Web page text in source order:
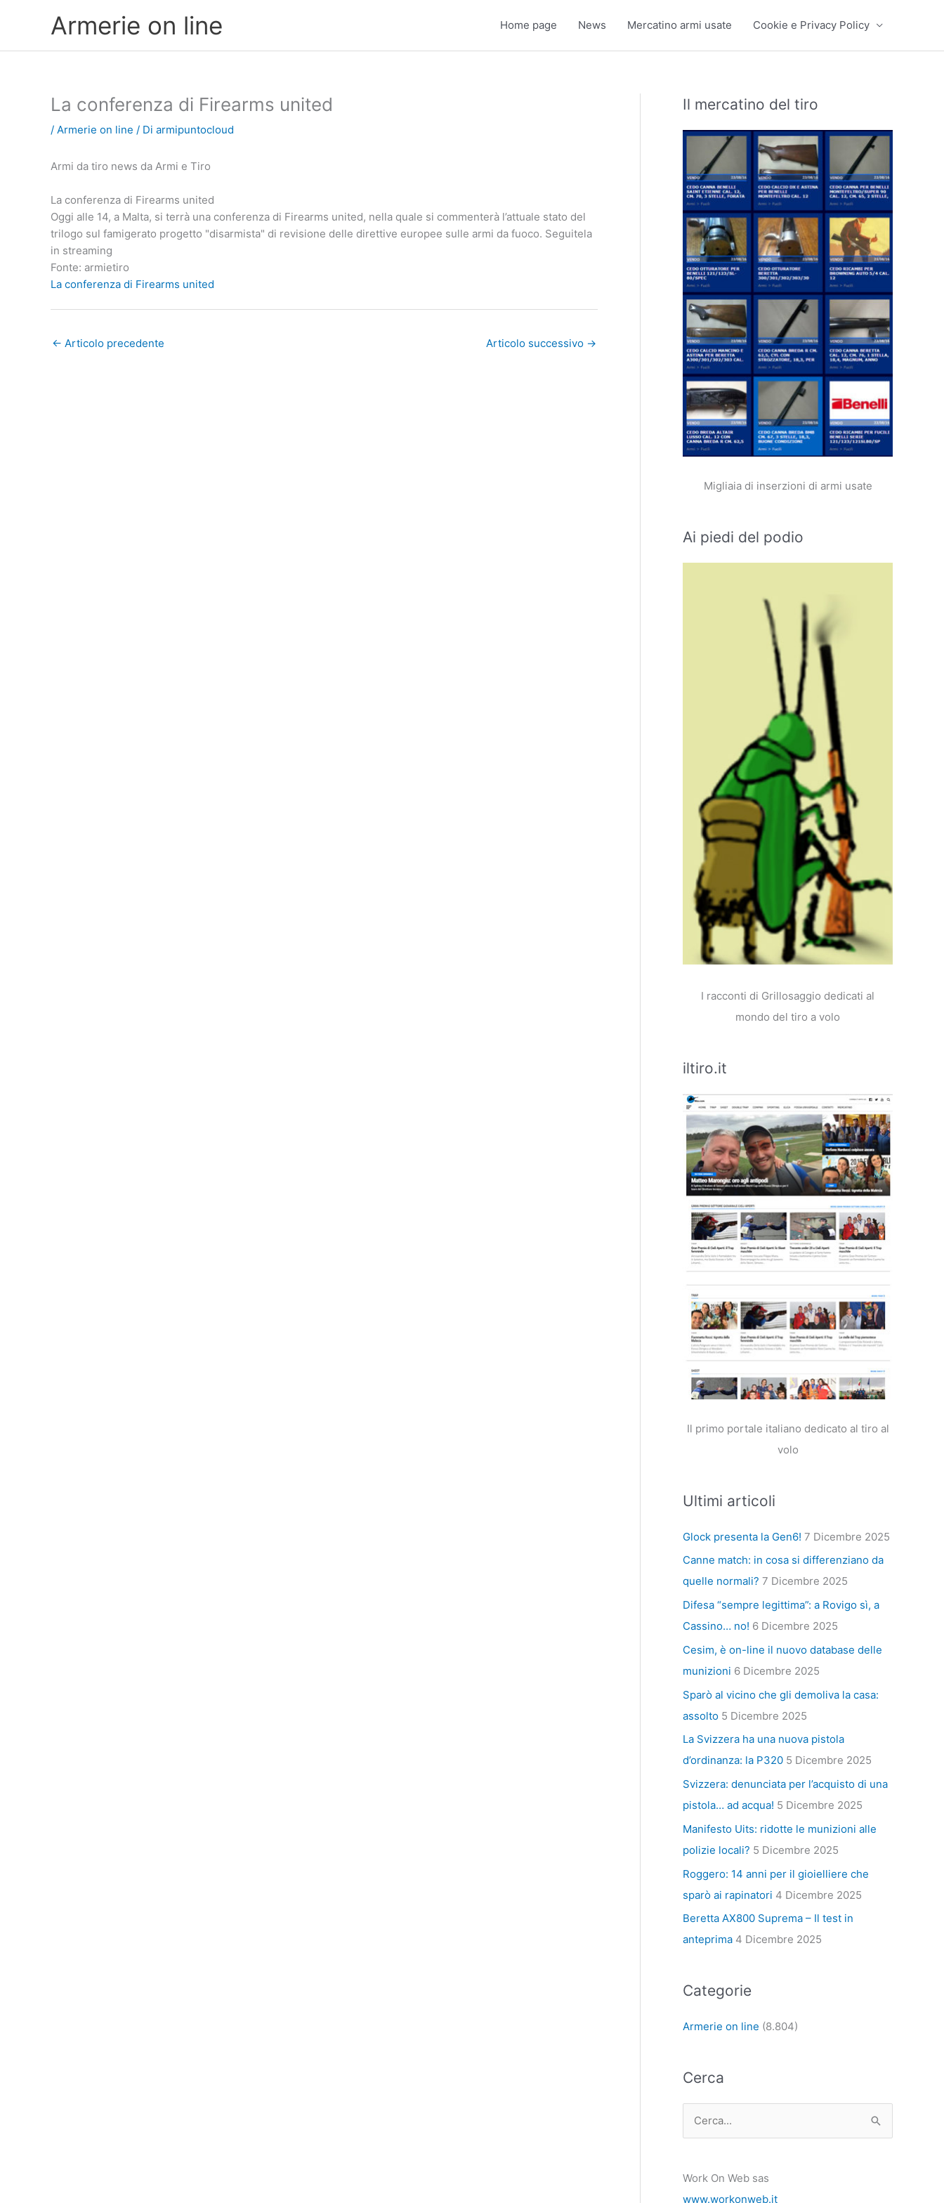
Armerie on line Home page News Mercatino armi usate Cookie e Privacy Policy
La conferenza di Firearms united
/ Armerie on line / Di armipuntocloud
Armi da tiro news da Armi e Tiro
La conferenza di Firearms united
Oggi alle 14, a Malta, si terrà una conferenza di Firearms united, nella quale si commenterà l’attuale stato del
trilogo sul famigerato progetto "disarmista" di revisione delle direttive europee sulle armi da fuoco. Seguitela
in streaming
Fonte: armietiro
La conferenza di Firearms united
← Articolo precedente Articolo successivo →
Il mercatino del tiro
Migliaia di inserzioni di armi usate
Ai piedi del podio
I racconti di Grillosaggio dedicati al
mondo del tiro a volo
iltiro.it
Il primo portale italiano dedicato al tiro al
volo
Ultimi articoli
Glock presenta la Gen6! 7 Dicembre 2025
Canne match: in cosa si differenziano da
quelle normali? 7 Dicembre 2025
Difesa “sempre legittima”: a Rovigo sì, a
Cassino… no! 6 Dicembre 2025
Cesim, è on-line il nuovo database delle
munizioni 6 Dicembre 2025
Sparò al vicino che gli demoliva la casa:
assolto 5 Dicembre 2025
La Svizzera ha una nuova pistola
d’ordinanza: la P320 5 Dicembre 2025
Svizzera: denunciata per l’acquisto di una
pistola… ad acqua! 5 Dicembre 2025
Manifesto Uits: ridotte le munizioni alle
polizie locali? 5 Dicembre 2025
Roggero: 14 anni per il gioielliere che
sparò ai rapinatori 4 Dicembre 2025
Beretta AX800 Suprema – Il test in
anteprima 4 Dicembre 2025
Categorie
Armerie on line (8.804)
Cerca
Work On Web sas
www.workonweb.it